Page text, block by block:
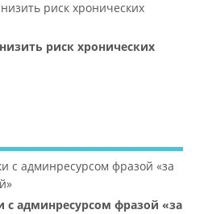
риск хронических
с админресурсом фразой «за